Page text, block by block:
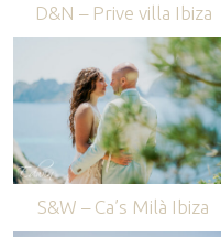
D&N – Prive villa Ibiza
S&W – Ca’s Milà Ibiza